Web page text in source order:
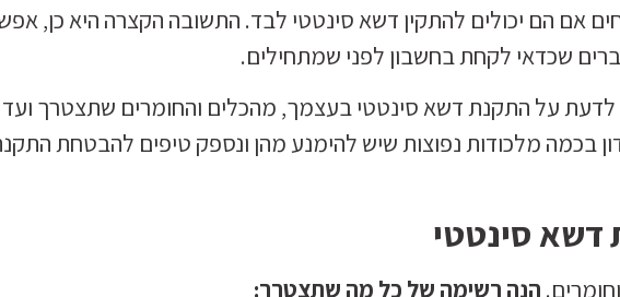
אם הם יכולים להתקין דשא סינטטי לבד. התשובה הקצרה היא כן,
שכדאי לקחת בחשבון לפני שמתחילים.
על התקנת דשא סינטטי בעצמך, מהכלים והחומרים שתצטרך ועד
בכמה מלכודות נפוצות שיש להימנע מהן ונספק טיפים להבטחת
דשא סינטטי
הנה רשימה של כל מה שתצטרך: